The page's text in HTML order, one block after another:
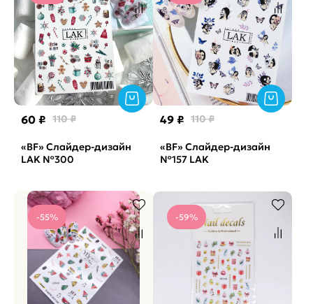
60 ₽ 110 ₽
«BF» Слайдер-дизайн
LAK №300
49 ₽ 110 ₽
«BF» Слайдер-дизайн
№157 LAK
-55% -59%